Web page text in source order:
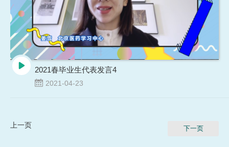
2021春毕业生代表发言4
2021-04-23
上一页 下一页